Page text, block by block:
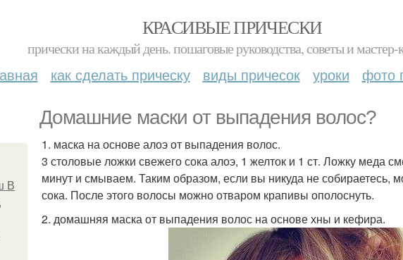
КРАСИВЫЕ ПРИЧЕСКИ
прически на каждый день. пошаговые руководства, советы и мастер-
как сделать прическу виды причесок уроки фото
Домашние маски от выпадения волос?
В
1. маска на основе алоэ от выпадения волос.
3 столовые ложки свежего сока алоэ, 1 желток и 1 ст. Ложку
минут и смываем. Таким образом, если вы никуда не собираетесь,
сока. После этого волосы можно отваром крапивы ополоснуть.
2. домашняя маска от выпадения волос на основе хны и кефира.